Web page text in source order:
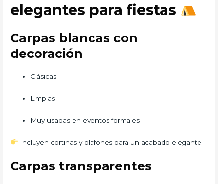
elegantes para fiestas
Carpas blancas con
decoración
Clásicas
Limpias
Muy usadas en eventos formales
Incluyen cortinas y plafones para un acabado elegante
Carpas transparentes